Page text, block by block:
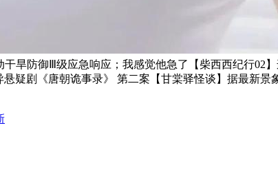
旱防御Ⅲ级应急响应；我感觉他急了【柴西西纪行02
疑剧《唐朝诡事录》 第二案【甘棠驿怪谈】据最新景